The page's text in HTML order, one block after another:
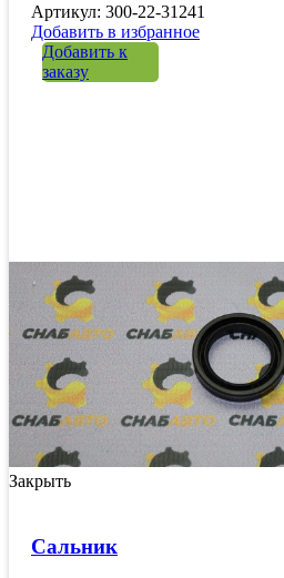
Артикул: 300-22-31241
Добавить в избранное
Добавить к
заказу
Закрыть
Сальник